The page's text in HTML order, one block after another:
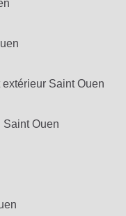
Saint Ouen
Saint Ouen